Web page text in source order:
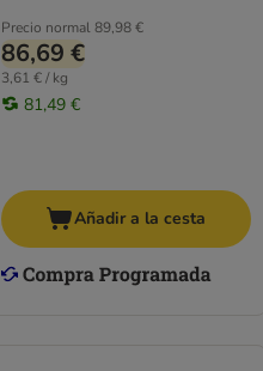
Precio normal 89,98 €
86,69 €
3,61 € / kg
81,49 €
Añadir a la cesta